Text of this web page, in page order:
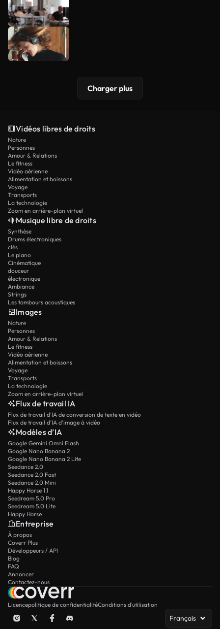
Charger plus
Vidéos libres de droits
Nature
Personnes
Amour & Relations
Le fitness
Vidéo aérienne
Alimentation et boissons
Voyage
Transports
La technologie
Zoom en arrière-plan virtuel
Musique libre de droits
Synthèse
Drums électroniques
clés
Le piano
Cinématique
douceur
électronique
Ambiance
Strings
Les tambours acoustiques
Images
Nature
Personnes
Amour & Relations
Le fitness
Vidéo aérienne
Alimentation et boissons
Voyage
Transports
La technologie
Zoom en arrière-plan virtuel
Flux de travail IA
Flux de travail d’IA de conversion de texte en vidéo
Flux de travail d’IA d’image à vidéo
Modèles d’IA
Google Gemini Omni Flash
Google Nano Banana 2
Google Nano Banana 2 Lite
Seedance 2.0
Seedance 2.0 Fast
Seedance 2.0 Mini
Happy Horse 1.1
Seedream 5.0 Pro
Seedream 5.0 Lite
Happy Horse
Entreprise
À propos
Coverr Plus
Développeurs / API
Blog
FAQ
Annoncer
Contactez-nous
Licencepolitique de confidentialitéConditions d’utilisation
Français